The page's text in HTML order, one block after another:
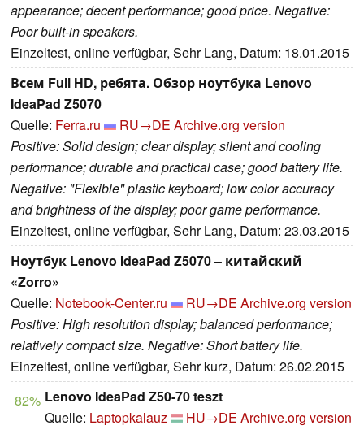
appearance; decent performance; good price. Negative:
Poor built-in speakers.
Einzeltest, online verfügbar, Sehr Lang, Datum: 18.01.2015
Всем Full HD, ребята. Обзор ноутбука Lenovo
IdeaPad Z5070
Quelle: Ferra.ru RU→DE Archive.org version
Positive: Solid design; clear display; silent and cooling
performance; durable and practical case; good battery life.
Negative: "Flexible" plastic keyboard; low color accuracy
and brightness of the display; poor game performance.
Einzeltest, online verfügbar, Sehr Lang, Datum: 23.03.2015
Ноутбук Lenovo IdeaPad Z5070 – китайский
«Zorro»
Quelle: Notebook-Center.ru RU→DE Archive.org version
Positive: High resolution display; balanced performance;
relatively compact size. Negative: Short battery life.
Einzeltest, online verfügbar, Sehr kurz, Datum: 26.02.2015
82% Lenovo IdeaPad Z50-70 teszt
Quelle: Laptopkalauz HU→DE Archive.org version